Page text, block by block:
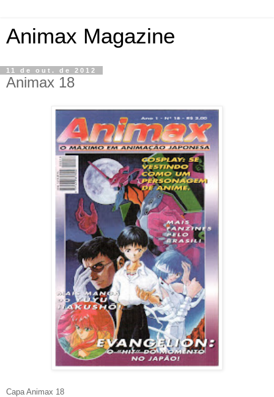
Animax Magazine
11 de out. de 2012
Animax 18
Capa Animax 18